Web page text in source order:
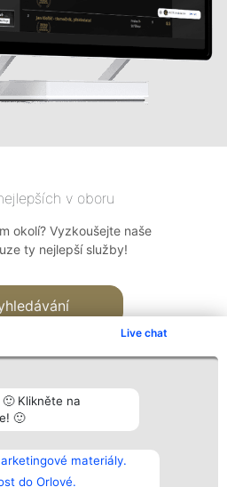
Live chat
Klikněte na
🙂
materiály.
do Orlové.
v oboru
okolí? Vyzkoušejte naše
ty nejlepší služby!
všech
laureátů
Kontakt